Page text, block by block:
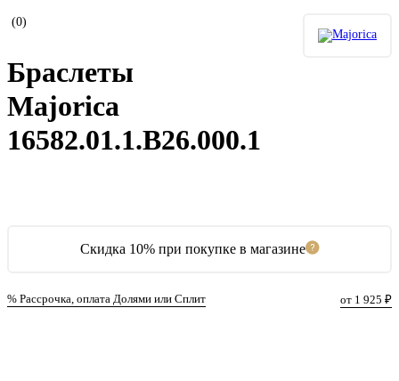
(0)
Скидка 10% при покупке в магазине
% Рассрочка, оплата Долями или Сплит от 1 925 ₽
Браслеты
Majorica
16582.01.1.B26.000.1